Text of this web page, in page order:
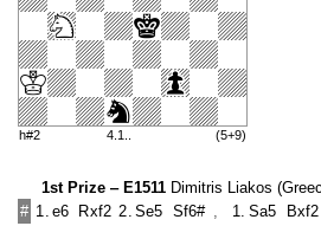
h#2 4.1.. (5+9)
1st Prize ‒ E1511 Dimitris Liakos
# 1. e6 Rxf2 2. Se5 Sf6# , 1. Sa5 Bxf2